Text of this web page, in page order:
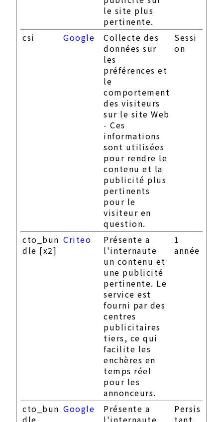
le site plus
pertinente.
csi
Google
Collecte des
données sur
les
préférences et
le
comportement
des visiteurs
sur le site Web
- Ces
informations
sont utilisées
pour rendre le
contenu et la
publicité plus
pertinents
pour le
visiteur en
question.
Sessi
on
cto_bun
dle [x2]
Criteo
Présente a
l'internaute
un contenu et
une publicité
pertinente. Le
service est
fourni par des
centres
publicitaires
tiers, ce qui
facilite les
enchères en
temps réel
pour les
annonceurs.
1
année
cto_bun
dle
Google
Présente a
l'internaute
Persis
tant